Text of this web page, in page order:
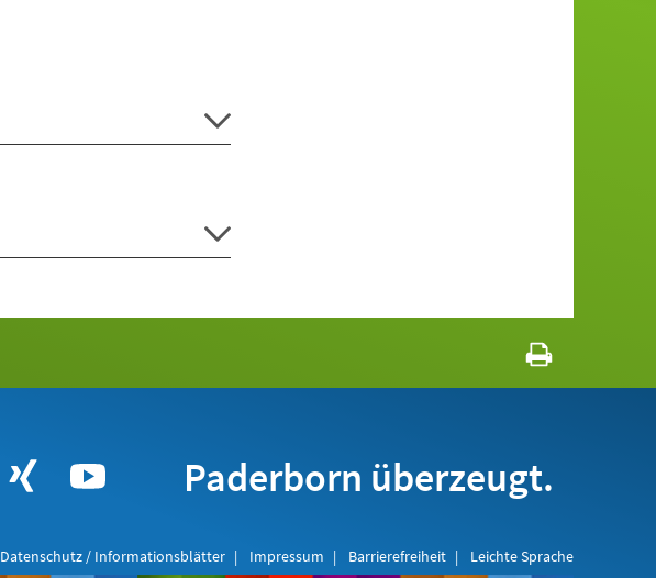
Paderborn überzeugt.
Datenschutz / Informationsblätter Impressum Barrierefreiheit Leichte Sprache